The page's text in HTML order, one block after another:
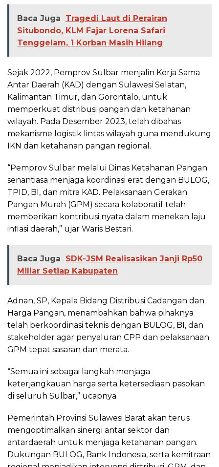
Baca Juga
Tragedi Laut di Perairan
Situbondo, KLM Fajar Lorena Safari
Tenggelam, 1 Korban Masih Hilang
Sejak 2022, Pemprov Sulbar menjalin Kerja Sama
Antar Daerah (KAD) dengan Sulawesi Selatan,
Kalimantan Timur, dan Gorontalo, untuk
memperkuat distribusi pangan dan ketahanan
wilayah. Pada Desember 2023, telah dibahas
mekanisme logistik lintas wilayah guna mendukung
IKN dan ketahanan pangan regional.
“Pemprov Sulbar melalui Dinas Ketahanan Pangan
senantiasa menjaga koordinasi erat dengan BULOG,
TPID, BI, dan mitra KAD. Pelaksanaan Gerakan
Pangan Murah (GPM) secara kolaboratif telah
memberikan kontribusi nyata dalam menekan laju
inflasi daerah,” ujar Waris Bestari.
Baca Juga
SDK-JSM Realisasikan Janji Rp50
Miliar Setiap Kabupaten
Adnan, SP, Kepala Bidang Distribusi Cadangan dan
Harga Pangan, menambahkan bahwa pihaknya
telah berkoordinasi teknis dengan BULOG, BI, dan
stakeholder agar penyaluran CPP dan pelaksanaan
GPM tepat sasaran dan merata.
“Semua ini sebagai langkah menjaga
keterjangkauan harga serta ketersediaan pasokan
di seluruh Sulbar,” ucapnya.
Pemerintah Provinsi Sulawesi Barat akan terus
mengoptimalkan sinergi antar sektor dan
antardaerah untuk menjaga ketahanan pangan.
Dukungan BULOG, Bank Indonesia, serta kemitraan